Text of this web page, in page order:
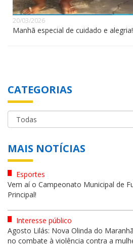
20/03/2026
Manhã especial de cuidado e alegria!
CATEGORIAS
MAIS NOTÍCIAS
Esportes
Vem aí o Campeonato Municipal de
Principal!
Interesse público
Agosto Lilás: Nova Olinda do
no combate à violência contra a